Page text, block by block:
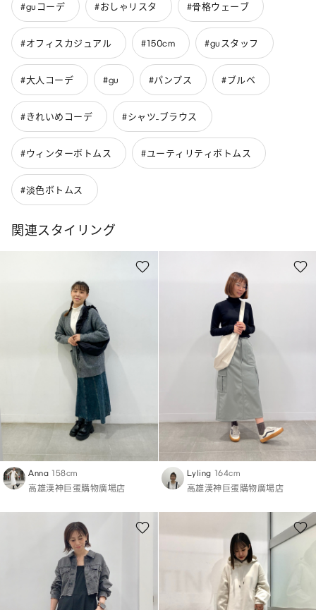
#guコーデ #おしゃリスタ #骨格ウェーブ
#オフィスカジュアル #150cm #guスタッフ
#大人コーデ #gu #パンプス #ブルベ
#きれいめコーデ #シャツ_ブラウス
#ウィンターボトムス #ユーティリティボトムス
#淡色ボトムス
関連スタイリング
Anna 158cm
高雄漢神巨蛋購物廣場店
Lyling 164cm
高雄漢神巨蛋購物廣場店